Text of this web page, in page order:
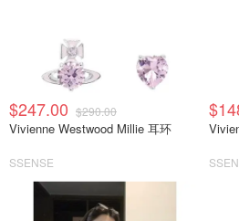
$247.00 $290.00
Vivienne Westwood Millie 耳环
SSENSE